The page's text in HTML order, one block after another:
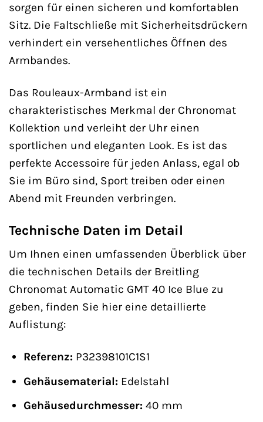
sorgen für einen sicheren und komfortablen
Sitz. Die Faltschließe mit Sicherheitsdrückern
verhindert ein versehentliches Öffnen des
Armbandes.
Das Rouleaux-Armband ist ein
charakteristisches Merkmal der Chronomat
Kollektion und verleiht der Uhr einen
sportlichen und eleganten Look. Es ist das
perfekte Accessoire für jeden Anlass, egal ob
Sie im Büro sind, Sport treiben oder einen
Abend mit Freunden verbringen.
Technische Daten im Detail
Um Ihnen einen umfassenden Überblick über
die technischen Details der Breitling
Chronomat Automatic GMT 40 Ice Blue zu
geben, finden Sie hier eine detaillierte
Auflistung:
Referenz:P32398101C1S1
Gehäusematerial:Edelstahl
Gehäusedurchmesser:40 mm